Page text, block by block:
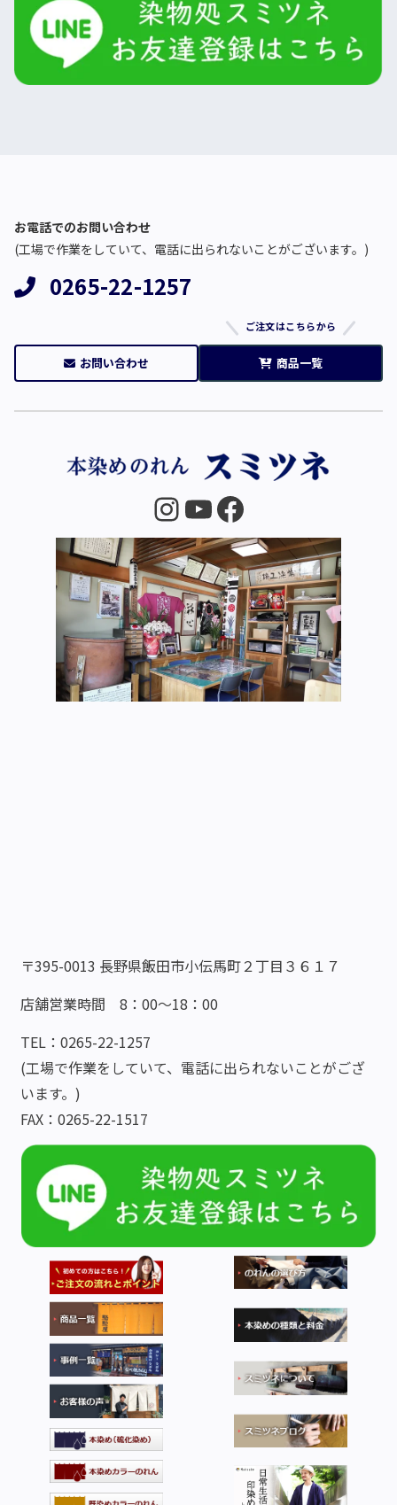
お電話でのお問い合わせ
(工場で作業をしていて、電話に出られないことがございます。)
0265-22-1257
お問い合わせ
ご注文はこちらから
商品一覧
〒395-0013 長野県飯田市小伝馬町２丁目３６１７
店舗営業時間 8：00～18：00
TEL：0265-22-1257
(工場で作業をしていて、電話に出られないことがござ
います。)
FAX：0265-22-1517